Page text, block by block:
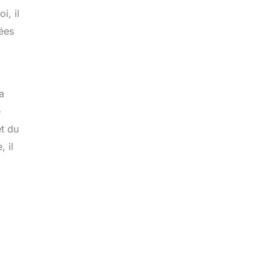
il
du
il